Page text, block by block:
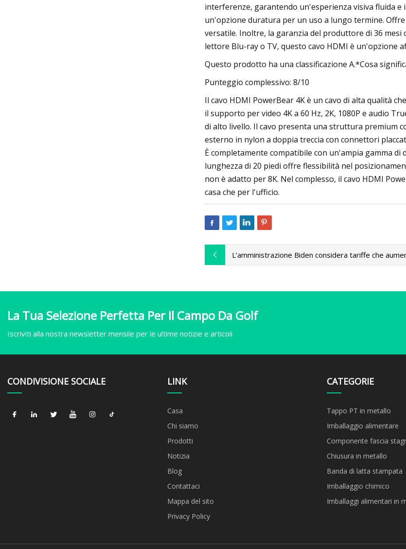
interferenze, garantendo un'esperienza visiva fluida
un'opzione duratura per un uso a lungo termine.
versatile. Inoltre, la garanzia del produttore di 36
lettore Blu-ray o TV, questo cavo HDMI è un'opzione
Questo prodotto ha una classificazione A.*Cosa
Punteggio complessivo: 8/10
Il cavo HDMI PowerBear 4K è un cavo di alta qualità
il supporto per video 4K a 60 Hz, 2K, 1080P e audio
di alto livello. Il cavo presenta una struttura premium
esterno in nylon a doppia treccia con connettori
È completamente compatibile con un'ampia gamma di
lunghezza di 20 piedi offre flessibilità nel
non è adatto per 8K. Nel complesso, il cavo HDMI
casa che per l'ufficio.
L’amministrazione Biden considera tariffe che
La Tua Selezione Perfetta Per Il Campo Da Golf
Iscriviti alla nostra newsletter mensile per le ultime notizie e articoli
CONDIVISIONE SOCIALE LINK
Casa
Chi siamo
Prodotti
Notizia
Blog
Contattaci
Mappa del sito
Privacy Policy
CATEGORIE
Tappo PT in metallo
Imballaggio alimentare
Componente fascia
Chiusura in metallo
Banda di latta stampata
Imballaggio chimico
Imballaggi alimentari in